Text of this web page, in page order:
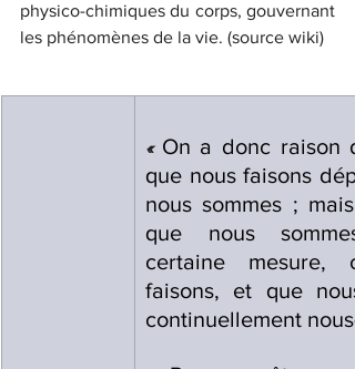
physico-chimiques du corps, gouvernant
les phénomènes de la vie. (source wiki)
« On a donc raison
que nous faisons
nous sommes ;
que nous
certaine
faisons, et que
continuellement